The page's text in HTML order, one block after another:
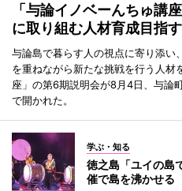
「与論イノベーんちゅ
に取り組む人材育成目指す
与論島で暮らす人の視点に寄り添い
を重ねながら新たな挑戦を行う人材
座」の第6期説明会が8月4日、与論
で開かれた。
学ぶ・知る
徳之島「ユイの
催で島を沸かせる